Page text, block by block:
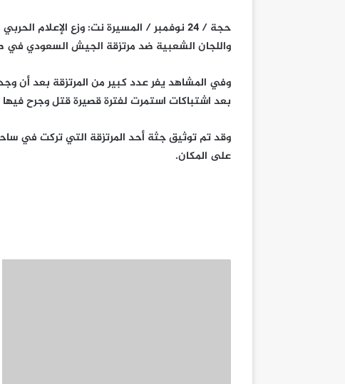
حجة / 24 نوفمبر / المسيرة نت: وزع
واللجان الشعبية ضد مرتزقة الجيش السعودي في
وفي المشاهد يفر عدد كبير من المرتزقة بعد أن
بعد اشتباكات استمرت لفترة قصيرة قتل وجرح فيها
وقد تم توثيق جثة أحد المرتزقة التي تركت في
على المكان.